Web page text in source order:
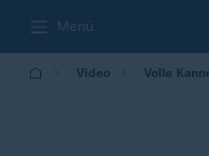
Menü
Video Volle